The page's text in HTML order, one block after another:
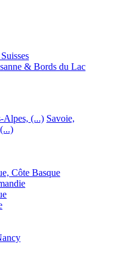
& Bords du Lac
Alpes, (...) Savoie,
Côte Basque